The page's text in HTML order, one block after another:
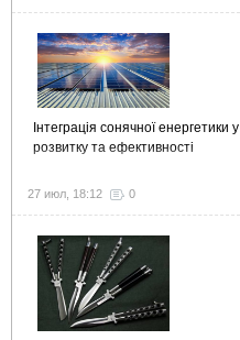
Інтеграція сонячної енергетики
розвитку та ефективності
27 июл, 18:12 0